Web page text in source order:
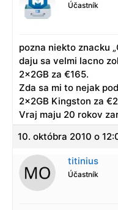
Účastník
pozna niekto znacku
daju sa velmi lacno
2x2GB za €165.
Zda sa mi to nejak
2x2GB Kingston za
Vraj maju 20 rokov
10. októbra 2010 o
titinius
Účastník